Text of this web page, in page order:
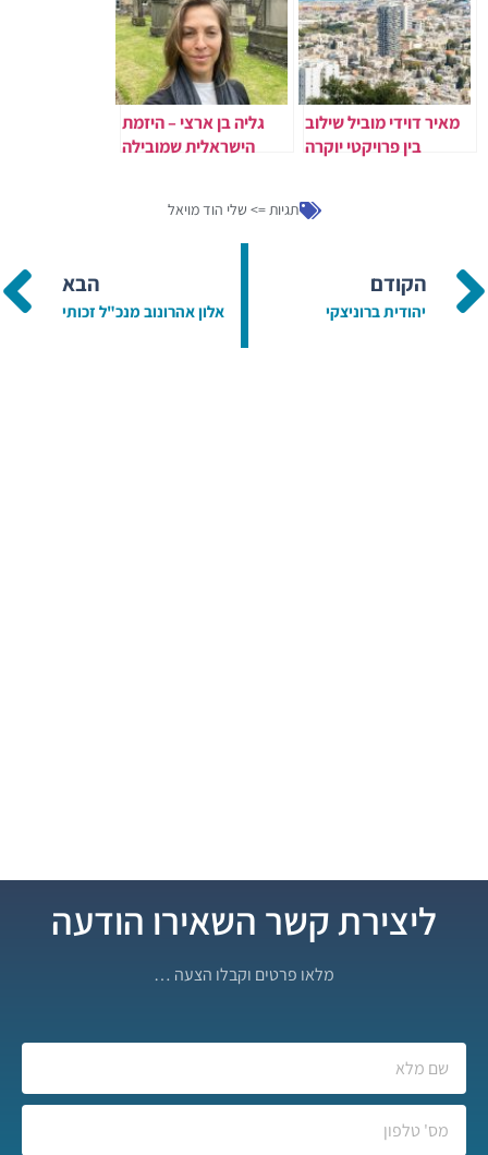
מאיר דוידי מוביל שילוב
בין פרויקטי יוקרה
גליה בן ארצי – היזמת
הישראלית שמובילה
תגיות => שלי הוד מויאל
הקודם
יהודית ברוניצקי
הבא
אלון אהרונוב מנכ"ל זכותי
ליצירת קשר השאירו הודעה
מלאו פרטים וקבלו הצעה …